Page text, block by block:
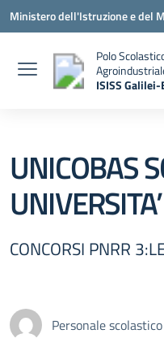
Vai ai contenuti
Vai al menu di navigazione
Vai al footer
Ministero dell'Istruzione e del
Polo
ISISS
UNICOBAS
UNIVERSITA’
CONCORSI PNRR
Personale scolastico